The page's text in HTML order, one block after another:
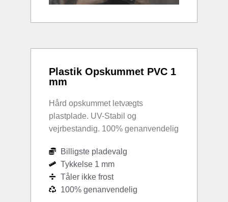
Plastik Opskummet PVC 1
mm
Hård opskummet letvægts
plastplade. UV-Stabil og
vejrbestandig. 100% genanvendelig
Billigste pladevalg
Tykkelse 1 mm
Tåler ikke frost
100% genanvendelig